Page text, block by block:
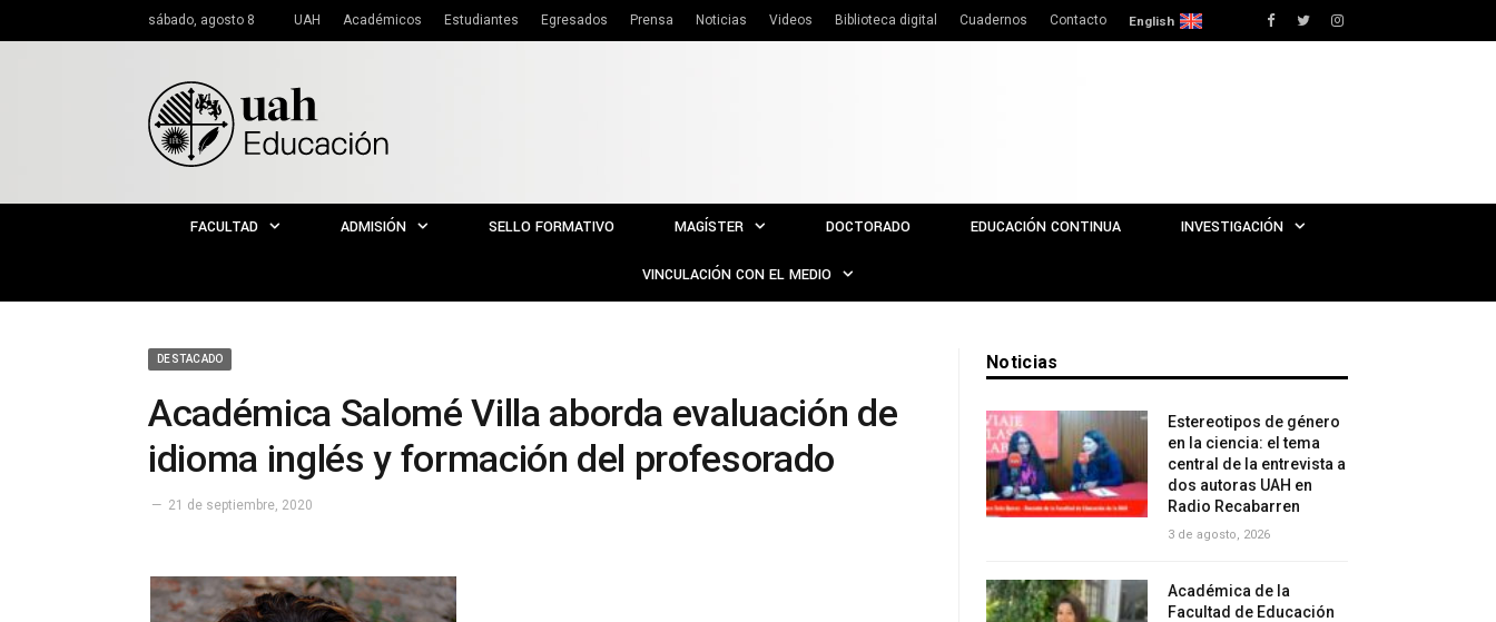
sábado, agosto 8 UAH Académicos Estudiantes Egresados Prensa Noticias Videos Biblioteca digital Cuadernos Contacto English Facebook
TwitterInstagram
FACULTAD ADMISIÓN SELLO FORMATIVO MAGÍSTER DOCTORADO EDUCACIÓN CONTINUA INVESTIGACIÓN
VINCULACIÓN CON EL MEDIO
DESTACADO
Académica Salomé Villa aborda evaluación de
idioma inglés y formación del profesorado
21 de septiembre, 2020
Noticias
Estereotipos de género
en la ciencia: el tema
central de la entrevista a
dos autoras UAH en
Radio Recabarren
3 de agosto, 2026
Académica de la
Facultad de Educación